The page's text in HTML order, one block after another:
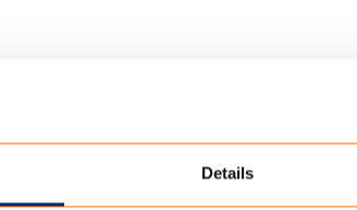
Details